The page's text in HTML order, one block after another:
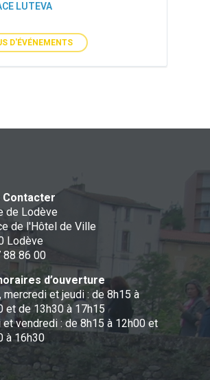
LUTEVA
D'ÉVÉNEMENTS
Contacter
de Lodève
de l'Hôtel de Ville
Lodève
88 86 00
d’ouverture
mercredi et jeudi : de 8h15 à
et de 13h30 à 17h15
et vendredi : de 8h15 à 12h00 et
à 16h30